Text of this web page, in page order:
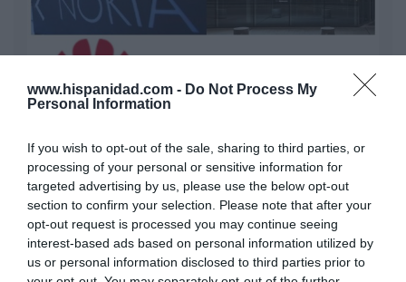
www.hispanidad.com - Do Not Process My
Personal Information
If you wish to opt-out of the sale, sharing to third parties, or
processing of your personal or sensitive information for
targeted advertising by us, please use the below opt-out
section to confirm your selection. Please note that after your
opt-out request is processed you may continue seeing
interest-based ads based on personal information utilized by
us or personal information disclosed to third parties prior to
son las patentes
Eulogio López
Isabel Pantoja pierde dos pleitos
con Hacienda por 700.000
euros... suma y sigue
Eulogio López